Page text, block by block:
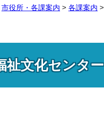
市役所・各課案内 > 各課案内 >
祉文化センタ